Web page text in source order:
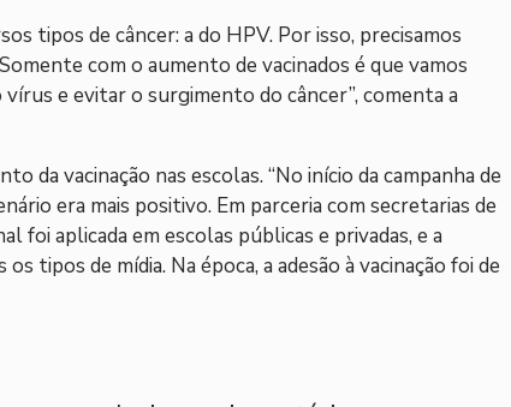
tipos de câncer: a do HPV. Por isso, precisamos
com o aumento de vacinados é que vamos
e evitar o surgimento do câncer”, comenta a
da vacinação nas escolas. “No início da campanha de
era mais positivo. Em parceria com secretarias de
foi aplicada em escolas públicas e privadas, e a
tipos de mídia. Na época, a adesão à vacinação foi de